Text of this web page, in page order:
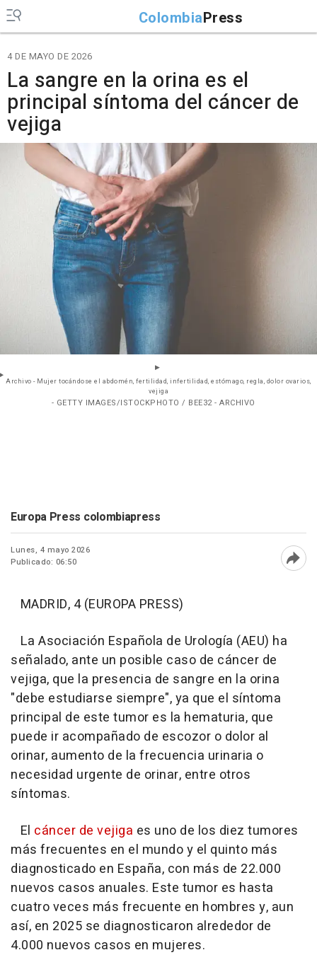
ColombiaPress
4 DE MAYO DE 2026
La sangre en la orina es el
principal síntoma del cáncer de
vejiga
Archivo - Mujer tocándose el abdomén, fertilidad, infertilidad, estómago, regla, dolor ovarios,
vejiga
- GETTY IMAGES/ISTOCKPHOTO / BEE32 - ARCHIVO
Europa Press colombiapress
Lunes, 4 mayo 2026
Publicado: 06:50
MADRID, 4 (EUROPA PRESS)
La Asociación Española de Urología (AEU) ha
señalado, ante un posible caso de cáncer de
vejiga, que la presencia de sangre en la orina
"debe estudiarse siempre", ya que el síntoma
principal de este tumor es la hematuria, que
puede ir acompañado de escozor o dolor al
orinar, aumento de la frecuencia urinaria o
necesidad urgente de orinar, entre otros
síntomas.
El cáncer de vejiga es uno de los diez tumores
más frecuentes en el mundo y el quinto más
diagnosticado en España, con más de 22.000
nuevos casos anuales. Este tumor es hasta
cuatro veces más frecuente en hombres y, aun
así, en 2025 se diagnosticaron alrededor de
4.000 nuevos casos en mujeres.